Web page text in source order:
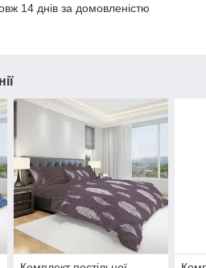
14 днів за домовленістю